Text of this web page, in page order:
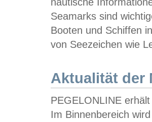
Seamarks sind
Booten und Schiffen
von Seezeichen wie
Aktualität der
PEGELONLINE
Im Binnenbereich